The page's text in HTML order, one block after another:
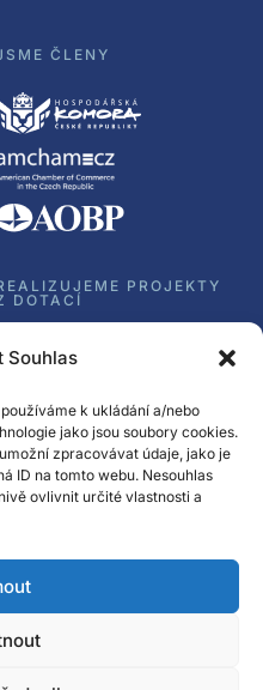
Souhlas
k ukládání a/nebo
jako jsou soubory cookies.
zpracovávat údaje, jako je
ID na tomto webu. Nesouhlas
ovlivnit určité vlastnosti a
ČLENY
PROJEKTY
DOTACÍ
k odběru